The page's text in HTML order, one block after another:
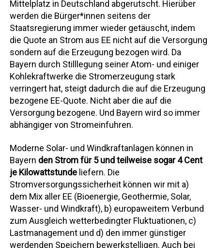
Mittelplatz in Deutschland abgerutscht. Hierüber
werden die Bürger*innen seitens der
Staatsregierung immer wieder getäuscht, indem
die Quote an Strom aus EE nicht auf die Versorgung
sondern auf die Erzeugung bezogen wird. Da
Bayern durch Stilllegung seiner Atom- und einiger
Kohlekraftwerke die Stromerzeugung stark
verringert hat, steigt dadurch die auf die Erzeugung
bezogene EE-Quote. Nicht aber die auf die
Versorgung bezogene. Und Bayern wird so immer
abhängiger von Stromeinfuhren.
Moderne Solar- und Windkraftanlagen können in
Bayern den Strom für 5 und teilweise sogar 4 Cent
je Kilowattstunde liefern. Die
Stromversorgungssicherheit können wir mit a)
dem Mix aller EE (Bioenergie, Geothermie, Solar,
Wasser- und Windkraft), b) europaweitem Verbund
zum Ausgleich wetterbedingter Fluktuationen, c)
Lastmanagement und d) den immer günstiger
werdenden Speichern bewerkstelligen. Auch bei